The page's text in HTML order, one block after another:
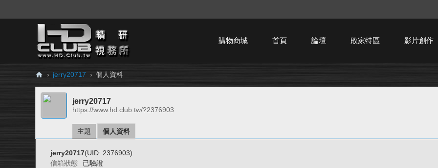
購物商城 首頁 論壇 敗家特區 影片創作
H
Cl
› jerry20717 › 個人資料
jerry20717
https://www.hd.club.tw/?2376903
主題 個人資料
jerry20717(UID: 2376903)
信箱狀態
已驗證